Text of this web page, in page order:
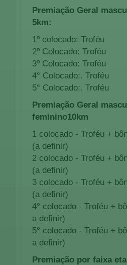
Premiação Geral
5km:
1º colocado: Troféu
2º Colocado: Troféu
3º Colocado: Troféu
4° Colocado:. Troféu
5° Colocado:. Troféu
Premiação Geral
feminino10km
1 colocado - Troféu +
(a definir)
2 colocado - Troféu +
(a definir)
3 colocado - Troféu +
(a definir)
4° colocado - Troféu +
a definir)
5° colocado - Troféu +
a definir)
Premiação por faixa